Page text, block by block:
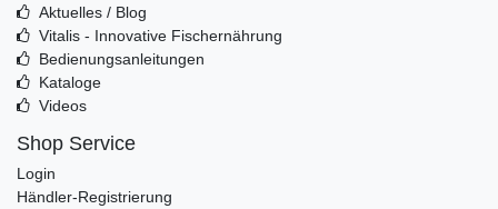
Aktuelles / Blog
Vitalis - Innovative Fischernährung
Bedienungsanleitungen
Kataloge
Videos
Shop Service
Login
Händler-Registrierung